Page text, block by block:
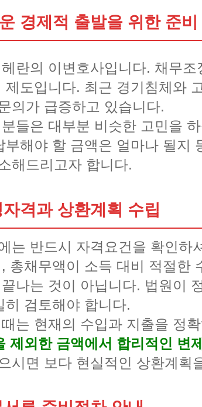
경제적 출발을 위한 준비
란의 이변호사입니다. 채무
도입니다. 최근 경기침체와
의가 급증하고 있습니다.
들은 대부분 비슷한 고민을
해야 할 금액은 얼마나 될지
해드리고자 합니다.
격과 상환계획 수립
는 반드시 자격요건을 확인하
총채무액이 소득 대비 적절한
나는 것이 아닙니다. 법원이
검토해야 합니다.
는 현재의 수입과 지출을 정
제외한 금액에서 합리적인 변
시면 보다 현실적인 상환계획